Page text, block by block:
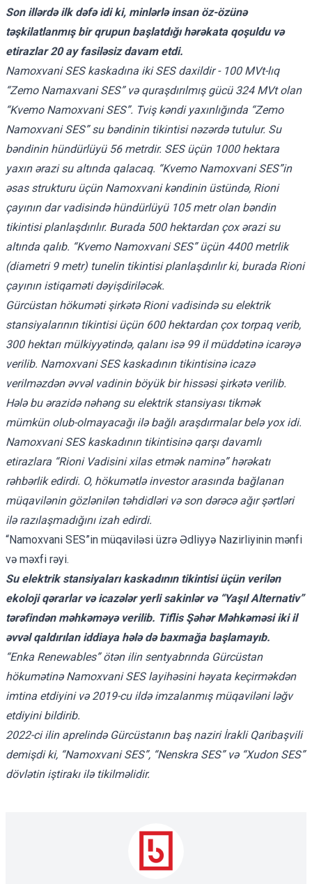
Son illərdə ilk dəfə idi ki, minlərlə insan öz-özünə
təşkilatlanmış bir qrupun başlatdığı hərəkata qoşuldu və
etirazlar 20 ay fasiləsiz davam etdi.
Namoxvani SESkaskadına iki SES daxildir - 100 MVt-lıq
“Zemo Namaxvani SES” və quraşdırılmış gücü 324 MVt olan
“Kvemo Namoxvani SES”. Tviş kəndi yaxınlığında “Zemo
Namoxvani SES” su bəndinin tikintisi nəzərdə tutulur. Su
bəndinin hündürlüyü 56 metrdir. SES üçün 1000 hektara
yaxın ərazi su altında qalacaq. “Kvemo Namoxvani SES”in
əsas strukturu üçün Namoxvani kəndinin üstündə, Rioni
çayının dar vadisində hündürlüyü 105 metr olan bəndin
tikintisi planlaşdırılır. Burada 500 hektardan çox ərazi su
altında qalıb. “Kvemo Namoxvani SES” üçün 4400 metrlik
(diametri 9 metr) tunelin tikintisi planlaşdırılır ki, burada Rioni
çayının istiqaməti dəyişdiriləcək.
Gürcüstan hökuməti şirkətə Rionivadisində su elektrik
stansiyalarının tikintisi üçün 600 hektardan çox torpaq verib,
300 hektarı mülkiyyətində, qalanı isə 99 il müddətinə icarəyə
verilib. Namoxvani SES kaskadının tikintisinə icazə
verilməzdən əvvəl vadinin böyük bir hissəsi şirkətə verilib.
Hələ bu ərazidə nəhəng su elektrik stansiyası tikmək
mümkün olub-olmayacağı ilə bağlı araşdırmalar belə yox idi.
Namoxvani SES kaskadının tikintisinə qarşı davamlı
etirazlara “Rioni Vadisini xilas etməknaminə” hərəkatı
rəhbərlik edirdi. O, hökumətlə investor arasında bağlanan
müqavilənin gözlənilən təhdidləri və son dərəcə ağır şərtləri
ilə razılaşmadığını izah edirdi.
“Namoxvani SES”in müqaviləsi üzrə Ədliyyə Nazirliyinin mənfi
və məxfi rəyi.
Su elektrik stansiyaları kaskadının tikintisi üçün verilən
ekoloji qərarlar və icazələr yerli sakinlər və “Yaşıl Alternativ”
tərəfindən məhkəməyə verilib. Tiflis Şəhər Məhkəməsi iki il
əvvəl qaldırılan iddiaya hələ də baxmağa başlamayıb.
“Enka Renewables” ötən ilin sentyabrında Gürcüstan
hökumətinə Namoxvani SES layihəsini həyata keçirməkdən
imtina etdiyini və 2019-cu ildə imzalanmış müqaviləni ləğv
etdiyini bildirib.
2022-ci ilin aprelində Gürcüstanın baş naziri İrakli Qaribaşvili
demişdi ki, “Namoxvani SES”, “Nenskra SES” və “Xudon SES”
dövlətin iştirakı ilə tikilməlidir.